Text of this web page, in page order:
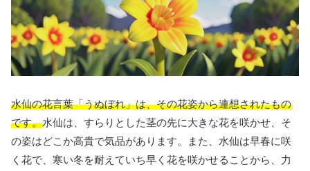
水仙の花言葉「うぬぼれ」は、その花姿から連想されたもの
です。水仙は、すらりとした茎の先に大きな花を咲かせ、そ
の姿はどこか高貴で気品があります。また、水仙は早春に咲
く花で、寒い冬を耐えていち早く花を咲かせることから、力